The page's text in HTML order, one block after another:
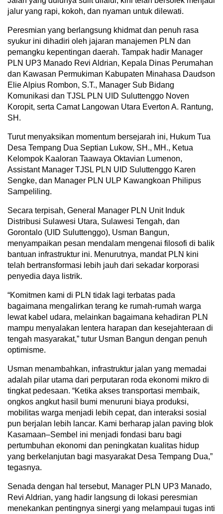
jalur yang rapi, kokoh, dan nyaman untuk dilewati.
Peresmian yang berlangsung khidmat dan penuh rasa
syukur ini dihadiri oleh jajaran manajemen PLN dan
pemangku kepentingan daerah. Tampak hadir Manager
PLN UP3 Manado Revi Aldrian, Kepala Dinas Perumahan
dan Kawasan Permukiman Kabupaten Minahasa Daudson
Elie Alpius Rombon, S.T., Manager Sub Bidang
Komunikasi dan TJSL PLN UID Suluttenggo Noven
Koropit, serta Camat Langowan Utara Everton A. Rantung,
SH.
Turut menyaksikan momentum bersejarah ini, Hukum Tua
Desa Tempang Dua Septian Lukow, SH., MH., Ketua
Kelompok Kaaloran Taawaya Oktavian Lumenon,
Assistant Manager TJSL PLN UID Suluttenggo Karen
Sengke, dan Manager PLN ULP Kawangkoan Philipus
Sampeliling.
Secara terpisah, General Manager PLN Unit Induk
Distribusi Sulawesi Utara, Sulawesi Tengah, dan
Gorontalo (UID Suluttenggo), Usman Bangun,
menyampaikan pesan mendalam mengenai filosofi di balik
bantuan infrastruktur ini. Menurutnya, mandat PLN kini
telah bertransformasi lebih jauh dari sekadar korporasi
penyedia daya listrik.
“Komitmen kami di PLN tidak lagi terbatas pada
bagaimana mengalirkan terang ke rumah-rumah warga
lewat kabel udara, melainkan bagaimana kehadiran PLN
mampu menyalakan lentera harapan dan kesejahteraan di
tengah masyarakat,” tutur Usman Bangun dengan penuh
optimisme.
Usman menambahkan, infrastruktur jalan yang memadai
adalah pilar utama dari perputaran roda ekonomi mikro di
tingkat pedesaan. “Ketika akses transportasi membaik,
ongkos angkut hasil bumi menuruni biaya produksi,
mobilitas warga menjadi lebih cepat, dan interaksi sosial
pun berjalan lebih lancar. Kami berharap jalan paving blok
Kasamaan–Sembel ini menjadi fondasi baru bagi
pertumbuhan ekonomi dan peningkatan kualitas hidup
yang berkelanjutan bagi masyarakat Desa Tempang Dua,”
tegasnya.
Senada dengan hal tersebut, Manager PLN UP3 Manado,
Revi Aldrian, yang hadir langsung di lokasi peresmian
menekankan pentingnya sinergi yang melampaui tugas inti